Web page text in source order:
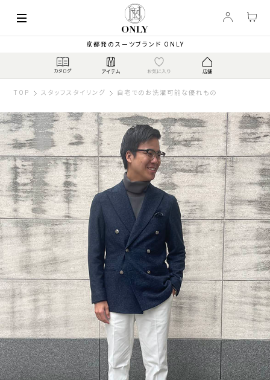
京都発のスーツブランド ONLY
TOP スタッフスタイリング 自宅でのお洗濯可能な優れもの